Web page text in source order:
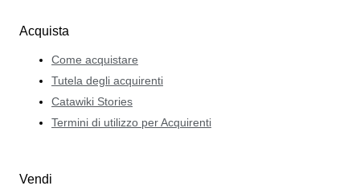
Acquista
Come acquistare
Tutela degli acquirenti
Catawiki Stories
Termini di utilizzo per Acquirenti
Vendi